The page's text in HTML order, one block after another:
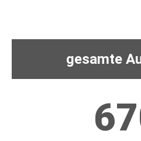
gesamte